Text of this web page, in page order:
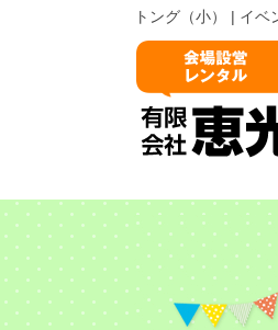
トング（小） | イ